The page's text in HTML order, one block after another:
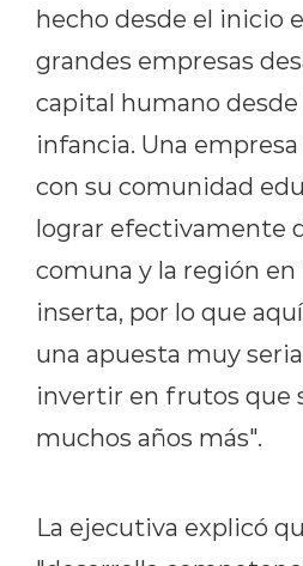
hecho desde el inicio
grandes empresas
capital humano
infancia. Una
con su comunidad
lograr efectivamente
comuna y la región en
inserta, por lo que
una apuesta muy
invertir en frutos que
muchos años más".
La ejecutiva explicó